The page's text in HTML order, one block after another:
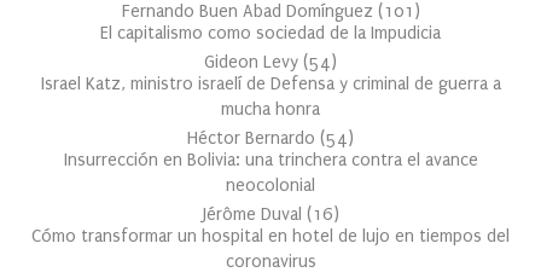
Fernando Buen Abad Domínguez (101 )
El capitalismo como sociedad de la Impudicia
Gideon Levy (54)
Israel Katz, ministro israelí de Defensa y criminal de guerra a
mucha honra
Héctor Bernardo (54)
Insurrección en Bolivia: una trinchera contra el avance
neocolonial
Jérôme Duval (16)
Cómo transformar un hospital en hotel de lujo en tiempos del
coronavirus